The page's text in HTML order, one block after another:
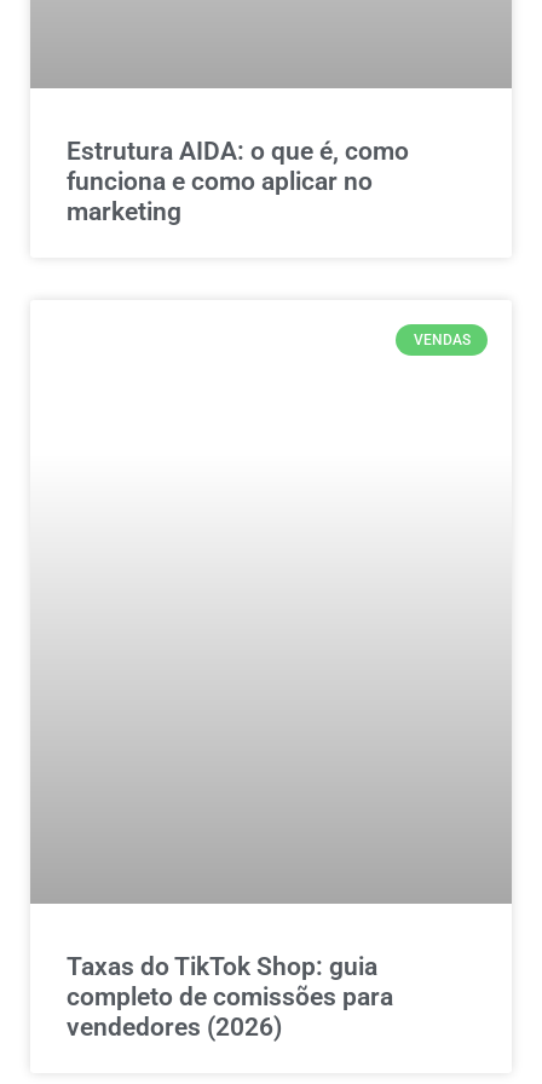
Estrutura AIDA: o que é, como
funciona e como aplicar no
marketing
VENDAS
Taxas do TikTok Shop: guia
completo de comissões para
vendedores (2026)